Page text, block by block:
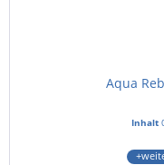
Aqua
Inhalt